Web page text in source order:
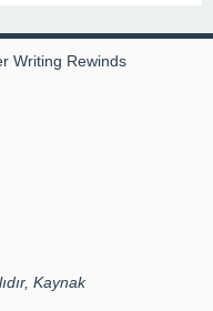
Writing Rewinds
Kaynak